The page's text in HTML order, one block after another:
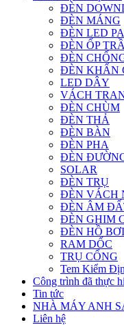
ĐÈN
ĐÈN MÁNG
ĐÈN LED
ĐÈN ỐP
ĐÈN
ĐÈN KHẨN
LED DÂY
VÁCH
ĐÈN CHÙM
ĐÈN THẢ
ĐÈN BÀN
ĐÈN PHA
ĐÈN
SOLAR
ĐÈN TRỤ
ĐÈN VÁCH
ĐÈN ÂM
ĐÈN GHIM
ĐÈN HỒ BƠI
RAM DỐC
TRỤ CỔNG
Tem Kiểm
Công trình đã thực
Tin tức
NHÀ MÁY ANH
Liên hệ